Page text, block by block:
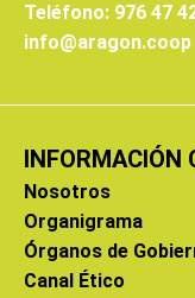
Teléfono: 976 47
info@aragon.coop
INFORMACIÓN
Nosotros
Organigrama
Órganos de
Canal Ético